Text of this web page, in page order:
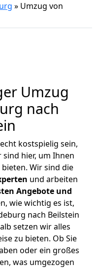
» Umzug von
Umzug
nach
kostspielig sein,
hier, um Ihnen
bieten. Wir sind die
und arbeiten
Angebote und
wie wichtig es ist,
nach Beilstein
setzen wir alles
zu bieten. Ob Sie
oder ein großes
was umgezogen